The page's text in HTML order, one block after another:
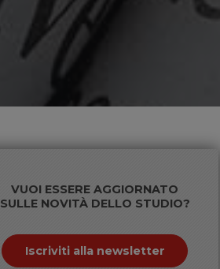
VUOI ESSERE AGGIORNATO
SULLE NOVITÀ DELLO STUDIO?
Iscriviti alla newsletter